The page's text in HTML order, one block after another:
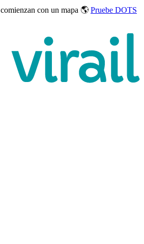
comienzan con un mapa 🌎 Pruebe DOTS